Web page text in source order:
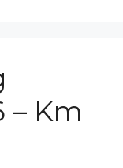
– Km